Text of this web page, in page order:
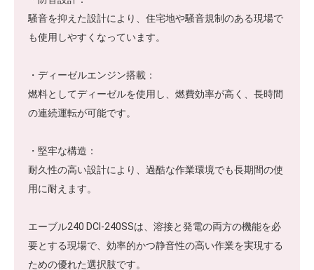
騒音を抑えた設計により、住宅地や騒音規制のある現場で
も使用しやすくなっています。
・ディーゼルエンジン搭載：
燃料としてディーゼルを使用し、燃費効率が高く、長時間
の連続運転が可能です。
・堅牢な構造：
耐久性の高い設計により、過酷な作業環境でも長期間の使
用に耐えます。
エーブル240 DCI-240SSは、溶接と発電の両方の機能を必
要とする現場で、効率的かつ静音性の高い作業を実現する
ための優れた選択肢です。